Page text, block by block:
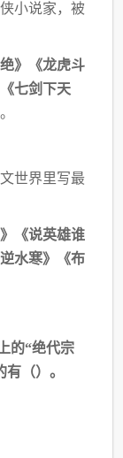
小说家，被
》《龙虎斗
《七剑下天
世界里写最
《说英雄谁
水寒》《布
的“绝代宗
有（）。